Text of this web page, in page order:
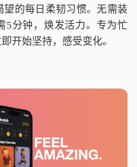
望的每日柔韧习惯。无需装
分钟，焕发活力。专为忙
开始坚持，感受变化。